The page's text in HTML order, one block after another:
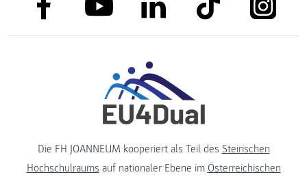
link to youtubelink to linkedin
Die FH JOANNEUM kooperiert als Teil des Steirischen
Hochschulraums auf nationaler Ebene im Österreichischen